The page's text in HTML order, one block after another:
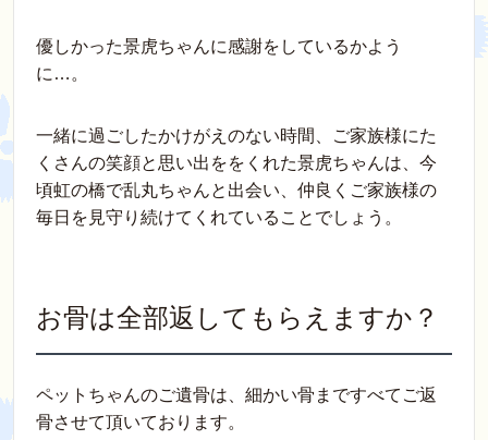
優しかった景虎ちゃんに感謝をしているかよう
に…。
一緒に過ごしたかけがえのない時間、ご家族様にた
くさんの笑顔と思い出ををくれた景虎ちゃんは、今
頃虹の橋で乱丸ちゃんと出会い、仲良くご家族様の
毎日を見守り続けてくれていることでしょう。
お骨は全部返してもらえますか？
ペットちゃんのご遺骨は、細かい骨まですべてご返
骨させて頂いております。